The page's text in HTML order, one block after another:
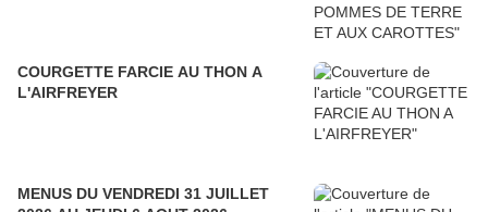
COURGETTE FARCIE AU THON A
L'AIRFREYER
MENUS DU VENDREDI 31 JUILLET